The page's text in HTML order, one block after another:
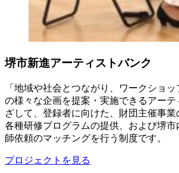
堺市新進アーティストバンク
「地域や社会とつながり、ワークショ
の様々な企画を提案・実施できるアー
ざして、登録者に向けた、財団主催事業
各種研修プログラムの提供、および堺
師依頼のマッチングを行う制度です。
プロジェクトを見る